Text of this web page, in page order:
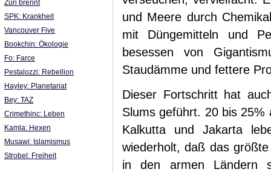
Züri brennt
SPK: Krankheit
Vancouver Five
Bookchin: Ökologie
Fo: Farce
Pestalozzi: Rebellion
Hayley: Planetariat
Bey: TAZ
Crimethinc: Leben
Kamla: Hexen
Musawi: Islamismus
Strobel: Freiheit
und Meere durch
mit Düngemitteln und
besessen von
Staudämme und fettere
Dieser Fortschritt hat
Slums geführt. 20 bis 25%
Kalkutta und Jakarta
wiederholt, daß das
in den armen Ländern